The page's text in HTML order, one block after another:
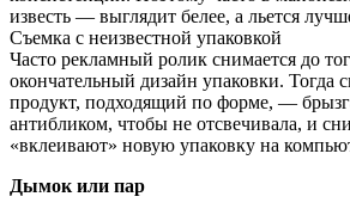
известь — выглядит белее, а льется
Съемка с неизвестной упаковкой
Часто рекламный ролик снимается до
окончательный дизайн упаковки. Тогда
продукт, подходящий по форме, —
антибликом, чтобы не отсвечивала, и
«вклеивают» новую упаковку на
Дымок или пар